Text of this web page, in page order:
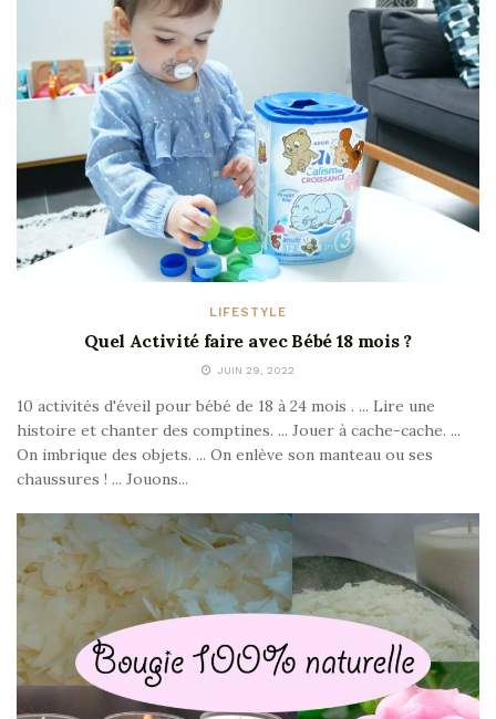
LIFESTYLE
Quel Activité faire avec Bébé 18 mois ?
JUIN 29, 2022
10 activités d'éveil pour bébé de 18 à 24 mois . ... Lire une
histoire et chanter des comptines. ... Jouer à cache-cache. ...
On imbrique des objets. ... On enlève son manteau ou ses
chaussures ! ... Jouons...